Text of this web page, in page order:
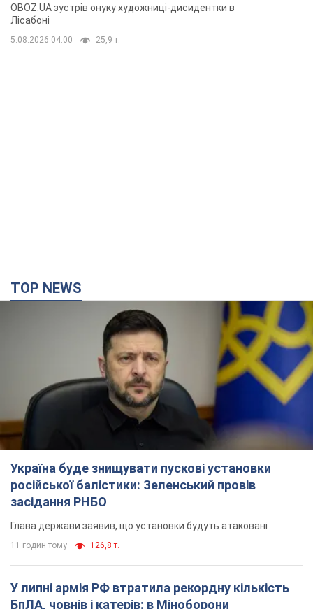
TOP NEWS
11 годин тому
У липні армія РФ втратила рекордну кількість
БпЛА, човнів і катерів: в Міноборони
оприлюднили статистику
Минулого місяця також зросли втрати РФ у живій силі, танках
та кількість уражень на великій відстані
9 годин тому
"Потрібні швидкі та нестандартні підходи":
Корецький пообіцяв надати бізнесу
пріоритетний доступ до наявних складських
Так чи так, бізнес після обстрілів отримає підтримку
5 годин тому 966